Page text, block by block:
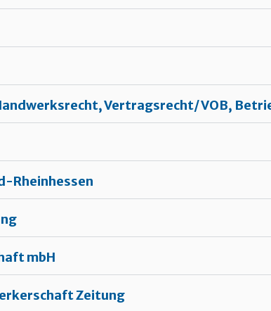
Vertragsrecht/ VOB,
Rheinhessen
mbH
Zeitung